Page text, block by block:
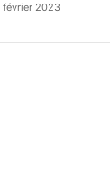
février 2023